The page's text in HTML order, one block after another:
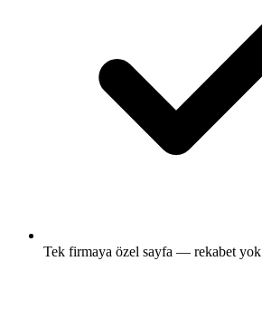
Tek firmaya özel sayfa — rekabet yok